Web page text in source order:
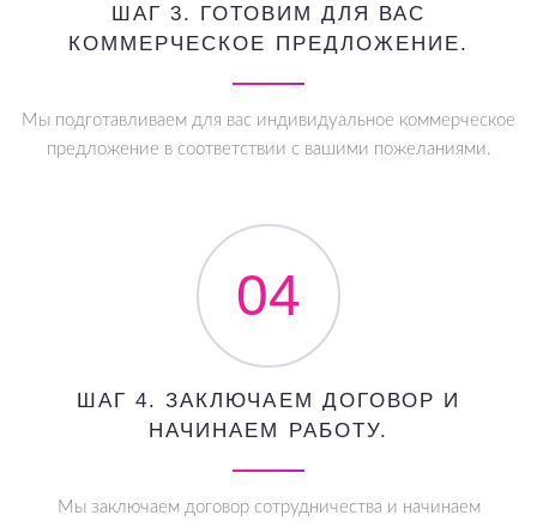
ШАГ 3. ГОТОВИМ ДЛЯ ВАС
КОММЕРЧЕСКОЕ ПРЕДЛОЖЕНИЕ.
Мы подготавливаем для вас индивидуальное коммерческое
предложение в соответствии с вашими пожеланиями.
04
ШАГ 4. ЗАКЛЮЧАЕМ ДОГОВОР И
НАЧИНАЕМ РАБОТУ.
Мы заключаем договор сотрудничества и начинаем